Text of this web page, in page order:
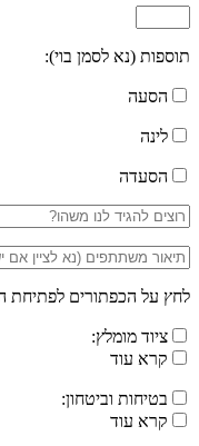
תוספות (נא לסמן בוי):
הסעה
לינה
הסעדה
לחץ על הכפתורים לפתיחת
ציוד מומלץ:
קרא עוד
בטיחות וביטחון:
קרא עוד